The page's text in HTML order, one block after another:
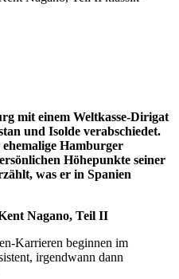
mit einem Weltkasse-Dirigat
und Isolde verabschiedet.
Hamburger
Höhepunkte seiner
was er in Spanien
Nagano, Teil II
Karrieren beginnen im
irgendwann dann